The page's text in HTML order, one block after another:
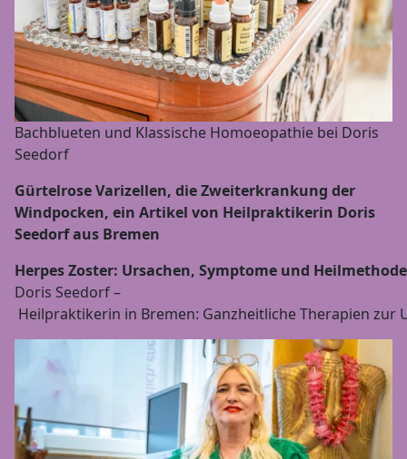
Bachblueten und Klassische Homoeopathie bei Doris
Seedorf
Gürtelrose Varizellen, die Zweiterkrankung der
Windpocken, ein Artikel von Heilpraktikerin Doris
Seedorf aus Bremen
Herpes Zoster: Ursachen, Symptome und
Doris Seedorf –
Heilpraktikerin in Bremen: Ganzheitliche Therapien